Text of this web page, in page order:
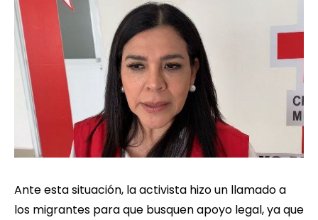
Ante esta situación, la activista hizo un llamado a
los migrantes para que busquen apoyo legal, ya que